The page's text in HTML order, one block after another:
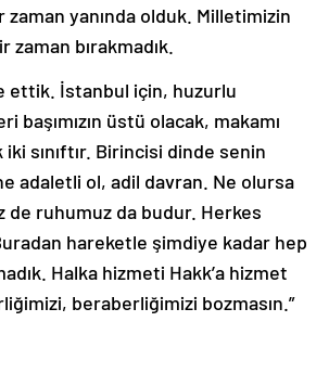
yanında olduk. Milletimizin
zaman bırakmadık.
ettik. İstanbul için, huzurlu
başımızın üstü olacak, makamı
sınıftır. Birincisi dinde senin
adaletli ol, adil davran. Ne olursa
de ruhumuz da budur. Herkes
hareketle şimdiye kadar hep
Halka hizmeti Hakk’a hizmet
beraberliğimizi bozmasın.”